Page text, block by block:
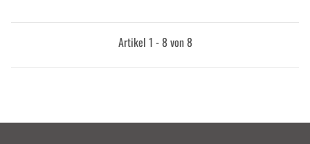
Artikel 1 - 8 von 8